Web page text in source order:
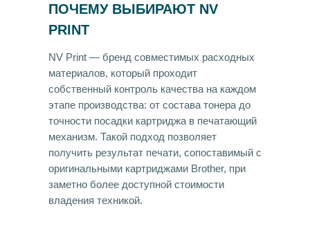
ПОЧЕМУ ВЫБИРАЮТ NV
PRINT
NV Print — бренд совместимых расходных
материалов, который проходит
собственный контроль качества на каждом
этапе производства: от состава тонера до
точности посадки картриджа в печатающий
механизм. Такой подход позволяет
получить результат печати, сопоставимый с
оригинальными картриджами Brother, при
заметно более доступной стоимости
владения техникой.